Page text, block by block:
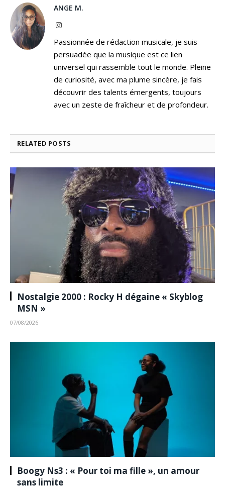
ANGE M.
Instagram
Passionnée de rédaction musicale, je suis
persuadée que la musique est ce lien
universel qui rassemble tout le monde. Pleine
de curiosité, avec ma plume sincère, je fais
découvrir des talents émergents, toujours
avec un zeste de fraîcheur et de profondeur.
RELATED POSTS
Nostalgie 2000 : Rocky H dégaine « Skyblog
MSN »
07/08/2026
Boogy Ns3 : « Pour toi ma fille », un amour
sans limite